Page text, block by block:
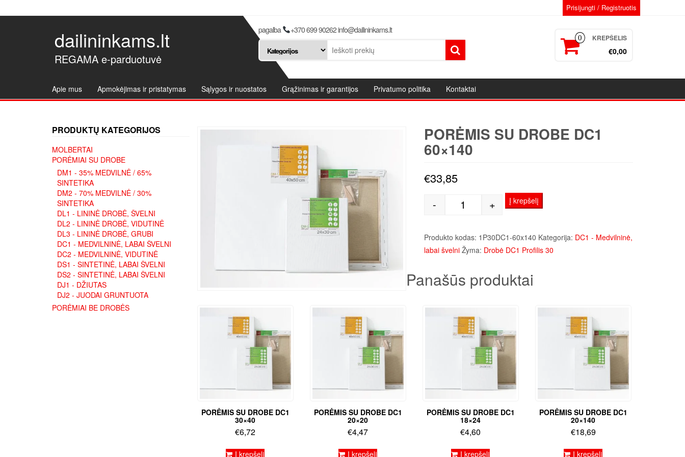
Prisijungti / Registruotis
dailininkams.lt
REGAMA e-parduotuvė
pagalba +370 699 90262 info@dailininkams.lt
0 KREPŠELIS
€0,00
Apie mus Apmokėjimas ir pristatymas Sąlygos ir nuostatos Grąžinimas ir garantijos Privatumo politika Kontaktai
PRODUKTŲ KATEGORIJOS
MOLBERTAI
PORĖMIAI SU DROBE
DM1 - 35% MEDVILNĖ / 65%
SINTETIKA
DM2 - 70% MEDVILNĖ / 30%
SINTETIKA
DL1 - LININĖ DROBĖ, ŠVELNI
DL2 - LININĖ DROBĖ, VIDUTINĖ
DL3 - LININĖ DROBĖ, GRUBI
DC1 - MEDVILNINĖ, LABAI ŠVELNI
DC2 - MEDVILNINĖ, VIDUTINĖ
DS1 - SINTETINĖ, LABAI ŠVELNI
DS2 - SINTETINĖ, LABAI ŠVELNI
DJ1 - DŽIUTAS
DJ2 - JUODAI GRUNTUOTA
PORĖMIAI BE DROBĖS
PORĖMIS SU DROBE DC1
60×140
€33,85
produkto kiekis: Porėmis su drobe DC1 60x140
- + Į krepšelį
Produkto kodas: 1P30DC1-60x140 Kategorija: DC1 - Medvilninė,
labai švelni Žyma: Drobė DC1 Profilis 30
Panašūs produktai
PORĖMIS SU DROBE DC1
30×40
€6,72
Į krepšelį
PORĖMIS SU DROBE DC1
20×20
€4,47
Į krepšelį
PORĖMIS SU DROBE DC1
18×24
€4,60
Į krepšelį
PORĖMIS SU DROBE DC1
20×140
€18,69
Į krepšelį